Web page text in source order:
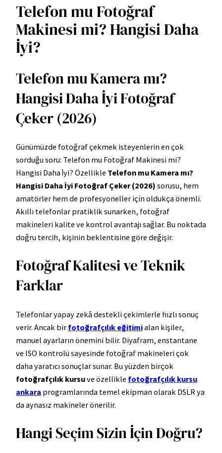
Telefon mu Fotoğraf
Makinesi mi? Hangisi Daha
İyi?
Telefon mu Kamera mı?
Hangisi Daha İyi Fotoğraf
Çeker (2026)
Günümüzde fotoğraf çekmek isteyenlerin en çok
sorduğu soru: Telefon mu Fotoğraf Makinesi mi?
Hangisi Daha İyi? Özellikle Telefon mu Kamera mı?
Hangisi Daha İyi Fotoğraf Çeker (2026) sorusu, hem
amatörler hem de profesyoneller için oldukça önemli.
Akıllı telefonlar pratiklik sunarken, fotoğraf
makineleri kalite ve kontrol avantajı sağlar. Bu noktada
doğru tercih, kişinin beklentisine göre değişir.
Fotoğraf Kalitesi ve Teknik
Farklar
Telefonlar yapay zekâ destekli çekimlerle hızlı sonuç
verir. Ancak bir fotoğrafçılık eğitimialan kişiler,
manuel ayarların önemini bilir. Diyafram, enstantane
ve ISO kontrolü sayesinde fotoğraf makineleri çok
daha yaratıcı sonuçlar sunar. Bu yüzden birçok
fotoğrafçılık kursuve özellikle fotoğrafçılık kursu
ankara programlarında temel ekipman olarak DSLR ya
da aynasız makineler önerilir.
Hangi Seçim Sizin İçin Doğru?